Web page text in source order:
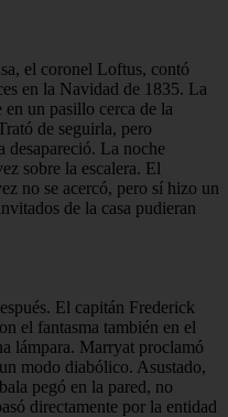
el coronel Loftus, contó
en la Navidad de 1835. La
un pasillo cerca de la
de seguirla, pero
desapareció. La noche
sobre la escalera. El
no se acercó, pero sí hizo un
de la casa pudieran
El capitán Frederick
el fantasma también en el
lámpara. Marryat proclamó
modo diabólico. Asustado,
pegó en la pared, no
directamente por la entidad